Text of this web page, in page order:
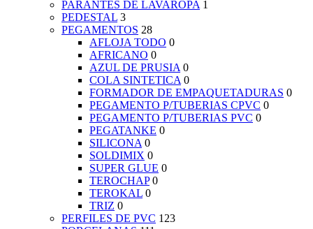
PARANTES DE LAVAROPA 1
PEDESTAL 3
PEGAMENTOS 28
AFLOJA TODO 0
AFRICANO 0
AZUL DE PRUSIA 0
COLA SINTETICA 0
FORMADOR DE EMPAQUETADURAS 0
PEGAMENTO P/TUBERIAS CPVC 0
PEGAMENTO P/TUBERIAS PVC 0
PEGATANKE 0
SILICONA 0
SOLDIMIX 0
SUPER GLUE 0
TEROCHAP 0
TEROKAL 0
TRIZ 0
PERFILES DE PVC 123